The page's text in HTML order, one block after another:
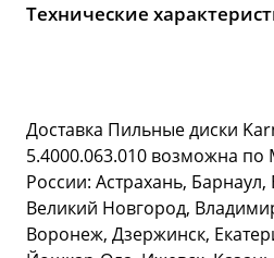
Технические
Доставка Пильные диски
5.4000.063.010 возможна по
России: Астрахань,
Великий Новгород,
Воронеж, Дзержинск,